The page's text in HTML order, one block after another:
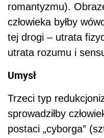
romantyzmu).
człowieka byłby
tej drogi – utrata
utrata rozumu i
Umysł
Trzeci typ
sprowadziłby
postaci „cyborga”